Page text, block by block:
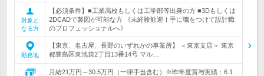
対象と
なる方
【必須条件】■工業高校もしくは工学部等出身の方 ■3Dもしくは
2DCADで製図が可能な方 《未経験歓迎！手に職をつけて設計職
のプロフェッショナルへ》
勤務地
【東京、名古屋、長野のいずれかの事業所】 ＜東京支店＞ 東京
都豊島区東池袋2丁目13番14号 マル…
月給21万円～30.5万円（一律手当含む）※昨年度賞与実績：6.1